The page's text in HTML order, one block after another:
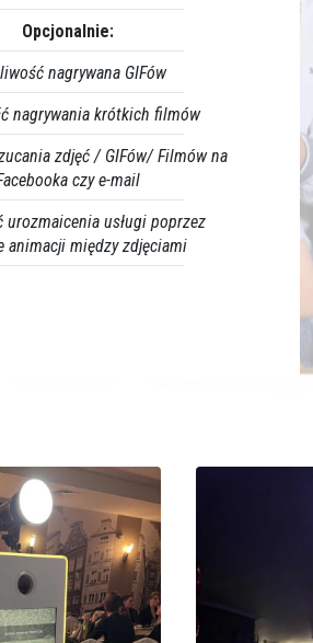
Opcjonalnie:
nagrywana GIFów
nagrywania krótkich filmów
zdjęć / GIFów/ Filmów na
czy e-mail
urozmaicenia usługi poprzez
animacji między zdjęciami